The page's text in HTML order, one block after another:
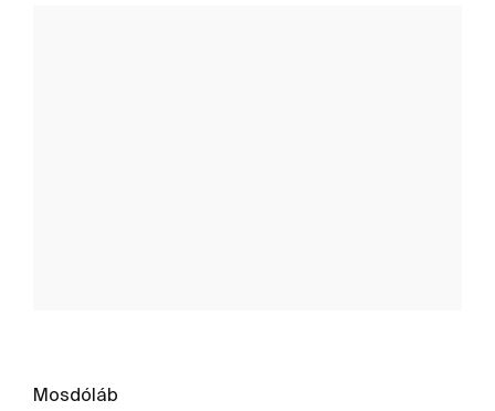
Mosdóláb